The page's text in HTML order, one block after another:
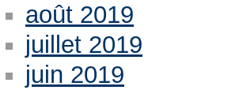
août 2019
juillet 2019
juin 2019